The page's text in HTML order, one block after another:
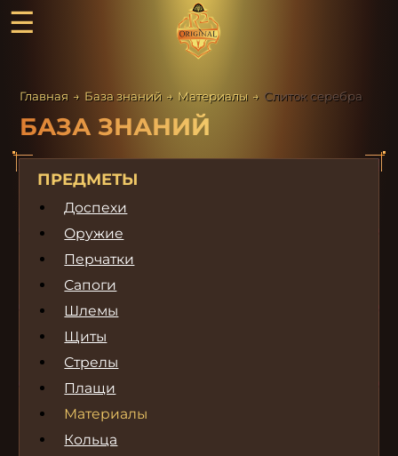
☰
Главная → База знаний → Материалы → Слиток серебра
БАЗА ЗНАНИЙ
ПРЕДМЕТЫ
Доспехи
Оружие
Перчатки
Сапоги
Шлемы
Щиты
Стрелы
Плащи
Материалы
Кольца